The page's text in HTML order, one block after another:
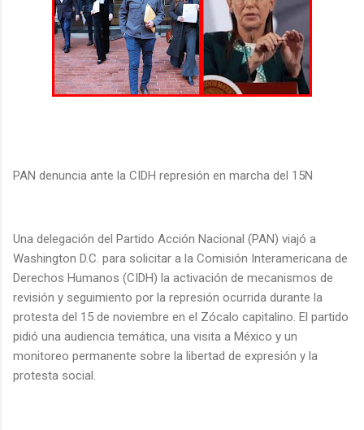
PAN denuncia ante la CIDH represión en marcha del 15N
Una delegación del Partido Acción Nacional (PAN) viajó a
Washington D.C. para solicitar a la Comisión Interamericana de
Derechos Humanos (CIDH) la activación de mecanismos de
revisión y seguimiento por la represión ocurrida durante la
protesta del 15 de noviembre en el Zócalo capitalino. El partido
pidió una audiencia temática, una visita a México y un
monitoreo permanente sobre la libertad de expresión y la
protesta social.